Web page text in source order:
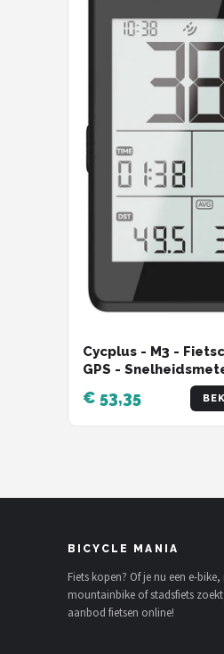
Cycplus - M3 -
GPS -
Draadloos - ANT+ -
BLE 5.0
€ 53,35
BICYCLE MANIA
Fiets kopen? Of je nu een e-bike,
mountainbike of stadsfiets
aanbod fietsen online!